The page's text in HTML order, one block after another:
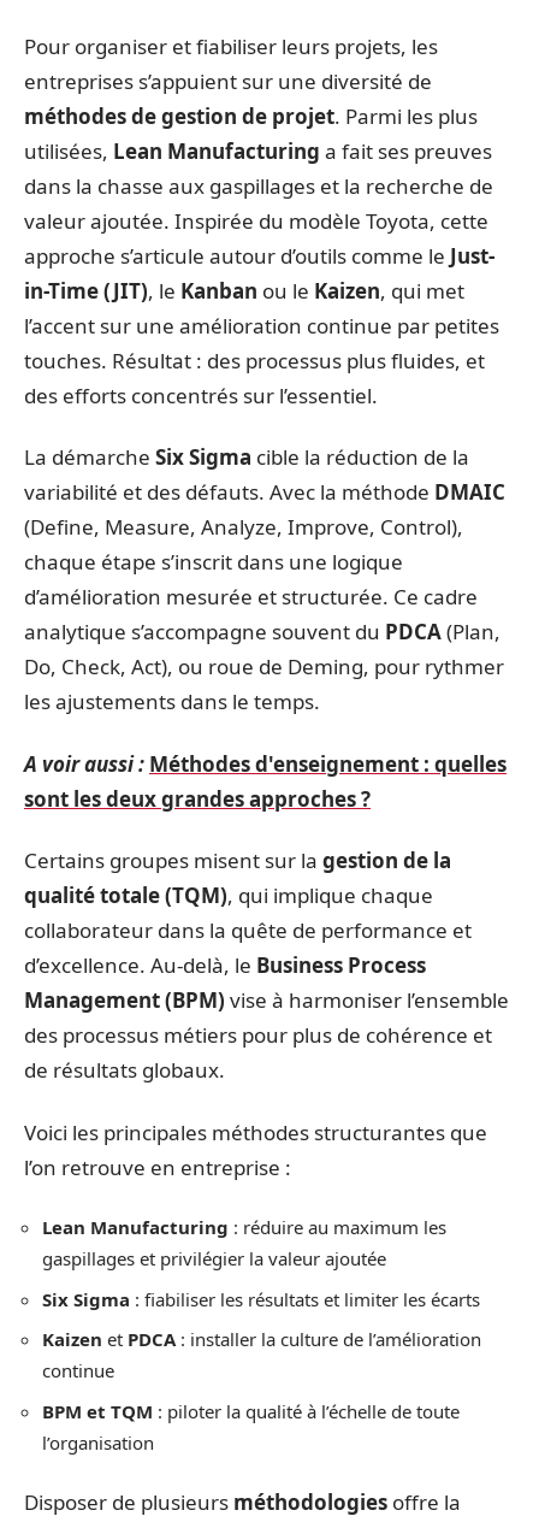
Pour organiser et fiabiliser leurs projets, les
entreprises s’appuient sur une diversité de
méthodes de gestion de projet. Parmi les plus
utilisées, Lean Manufacturing a fait ses preuves
dans la chasse aux gaspillages et la recherche de
valeur ajoutée. Inspirée du modèle Toyota, cette
approche s’articule autour d’outils comme le Just-
in-Time (JIT), le Kanban ou le Kaizen, qui met
l’accent sur une amélioration continue par petites
touches. Résultat : des processus plus fluides, et
des efforts concentrés sur l’essentiel.
La démarche Six Sigma cible la réduction de la
variabilité et des défauts. Avec la méthode DMAIC
(Define, Measure, Analyze, Improve, Control),
chaque étape s’inscrit dans une logique
d’amélioration mesurée et structurée. Ce cadre
analytique s’accompagne souvent du PDCA(Plan,
Do, Check, Act), ou roue de Deming, pour rythmer
les ajustements dans le temps.
A voir aussi : Méthodes d'enseignement : quelles
sont les deux grandes approches ?
Certains groupes misent sur la gestion de la
qualité totale (TQM), qui implique chaque
collaborateur dans la quête de performance et
d’excellence. Au-delà, le Business Process
Management (BPM) vise à harmoniser l’ensemble
des processus métiers pour plus de cohérence et
de résultats globaux.
Voici les principales méthodes structurantes que
l’on retrouve en entreprise :
Lean Manufacturing : réduire au maximum les
gaspillages et privilégier la valeur ajoutée
Six Sigma : fiabiliser les résultats et limiter les écarts
Kaizen et PDCA: installer la culture de l’amélioration
continue
BPM et TQM : piloter la qualité à l’échelle de toute
l’organisation
Disposer de plusieurs méthodologies offre la